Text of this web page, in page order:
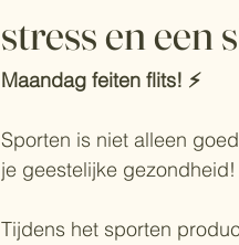
stress en een
Maandag feiten flits! ⚡️
Sporten is niet alleen
je geestelijke gezondheid!
Tijdens het sporten